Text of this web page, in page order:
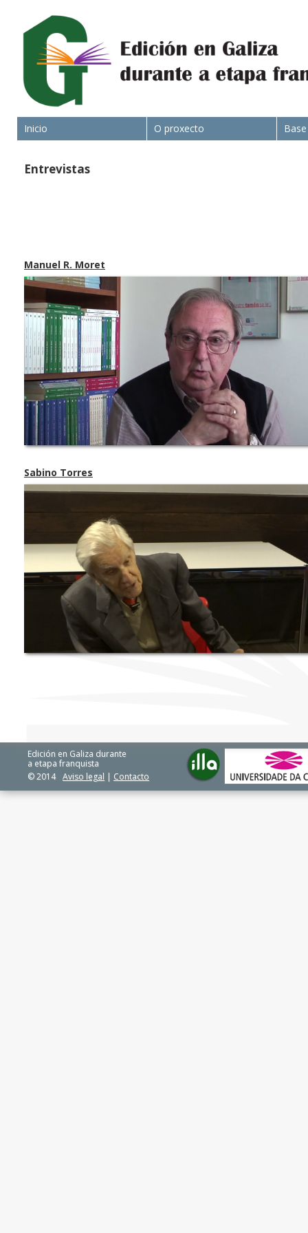
Inicio O proxecto
Entrevistas
Manuel R. Moret
Sabino Torres
Edición en Galiza durante
a etapa franquista
© 2014 Aviso legal | Contacto